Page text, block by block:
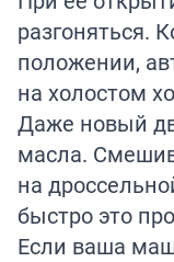
разгоняться.
положении,
на холостом
Даже новый
масла.
на
быстро это
Если ваша